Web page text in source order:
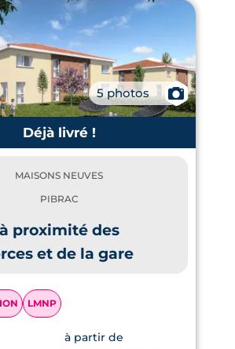
5 photos 📷
Déjà livré !
MAISONS NEUVES
PIBRAC
proximité des
et de la gare
LMNP
à partir de